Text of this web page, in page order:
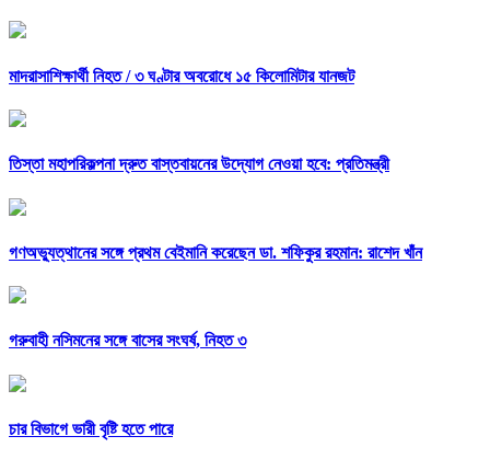
মাদরাসাশিক্ষার্থী নিহত /৩ ঘণ্টার অবরোধে ১৫ কিলোমিটার যানজট
তিস্তা মহাপরিকল্পনা দ্রুত বাস্তবায়নের উদ্যোগ নেওয়া হবে: প্রতিমন্ত্রী
গণঅভ্যুত্থানের সঙ্গে প্রথম বেইমানি করেছেন ডা. শফিকুর রহমান: রাশেদ খাঁন
গরুবাহী নসিমনের সঙ্গে বাসের সংঘর্ষ, নিহত ৩
চার বিভাগে ভারী বৃষ্টি হতে পারে